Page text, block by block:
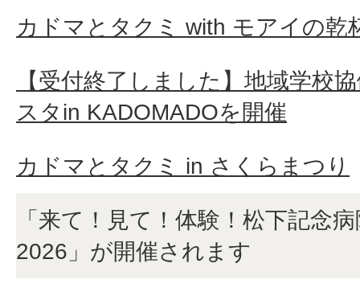
カドマとタクミ with モアイの乾
【受付終了しました】地域学校
スタin KADOMADOを開催
カドマとタクミ in さくらまつり
「来て！見て！体験！松下記念
2026」が開催されます